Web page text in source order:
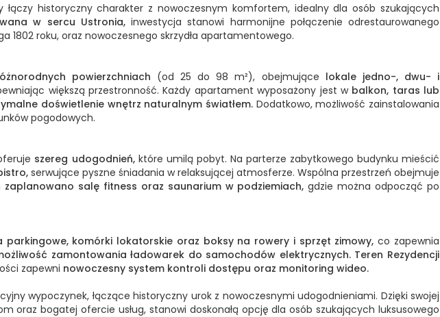
łączy historyczny charakter z nowoczesnym komfortem, idealny dla osób szukających
w sercu Ustronia,inwestycja stanowi harmonijne połączenie odrestaurowanego
1802 roku, oraz nowoczesnego skrzydła apartamentowego.
powierzchniach (od 25 do 98 m²), obejmujące lokale jedno-, dwu- i
większą przestronność. Każdy apartament wyposażony jest w balkon, taras lub
doświetlenie wnętrz naturalnym światłem.Dodatkowo, możliwość zainstalowania
pogodowych.
szereg udogodnień,które umilą pobyt. Na parterze zabytkowego budynku mieścić
serwujące pyszne śniadania w relaksującej atmosferze. Wspólna przestrzeń obejmuje
salę fitness oraz saunarium w podziemiach, gdzie można odpocząć po
parkingowe, komórki lokatorskie oraz boksy na rowery i sprzęt zimowy, co zapewnia
zamontowania ładowarek do samochodów elektrycznych. Teren Rezydencji
zapewni nowoczesny system kontroli dostępu oraz monitoring wideo.
wypoczynek, łączące historyczny urok z nowoczesnymi udogodnieniami. Dzięki swojej
oraz bogatej ofercie usług, stanowi doskonałą opcję dla osób szukających luksusowego